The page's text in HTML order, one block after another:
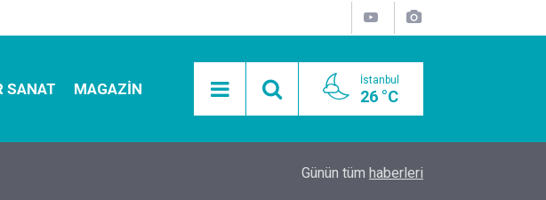
SANAT MAGAZIN İstanbul
26 °C
Ambalaj Mobil Araçlarla Hayır Lokması Dağıtımının
Günün tüm haberleri